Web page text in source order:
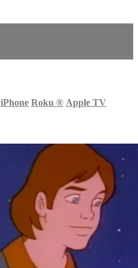
iPhone Roku ® Apple TV